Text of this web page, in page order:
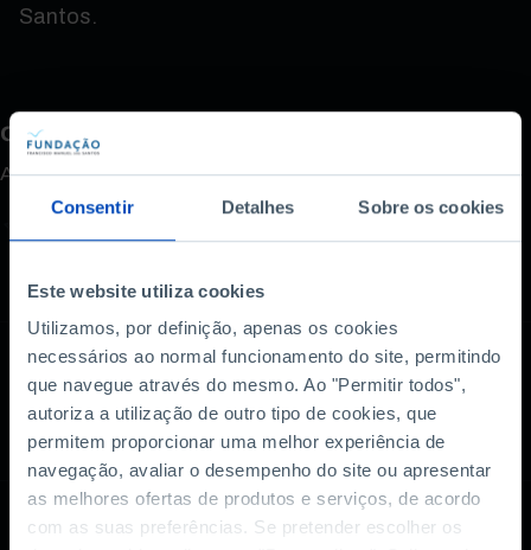
Consentir Detalhes Sobre os cookies
Este website utiliza cookies
Utilizamos, por definição, apenas os cookies
necessários ao normal funcionamento do site, permitindo
que navegue através do mesmo. Ao "Permitir todos",
autoriza a utilização de outro tipo de cookies, que
permitem proporcionar uma melhor experiência de
navegação, avaliar o desempenho do site ou apresentar
as melhores ofertas de produtos e serviços, de acordo
com as suas preferências. Se pretender escolher os
Santos.
Como avalia este conteúdo?
A sua opinião é importante.
Também lhe pode interessar